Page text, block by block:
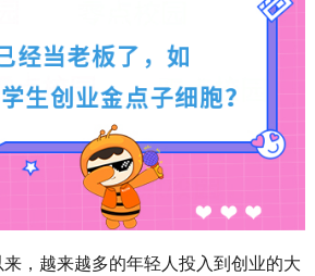
来，越来越多的年轻人投入到创业的大